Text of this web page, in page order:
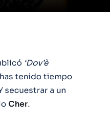
‘Dov’è
tenido tiempo
secuestrar a un
Cher.